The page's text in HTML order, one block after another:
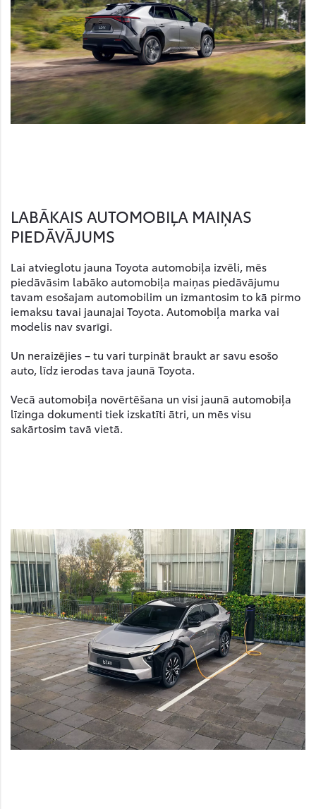
LABĀKAIS AUTOMOBIĻA MAIŅAS
PIEDĀVĀJUMS
Lai atvieglotu jauna Toyota automobiļa izvēli, mēs
piedāvāsim labāko automobiļa maiņas piedāvājumu
tavam esošajam automobilim un izmantosim to kā pirmo
iemaksu tavai jaunajai Toyota. Automobiļa marka vai
modelis nav svarīgi.
Un neraizējies – tu vari turpināt braukt ar savu esošo
auto, līdz ierodas tava jaunā Toyota.
Vecā automobiļa novērtēšana un visi jaunā automobiļa
līzinga dokumenti tiek izskatīti ātri, un mēs visu
sakārtosim tavā vietā.